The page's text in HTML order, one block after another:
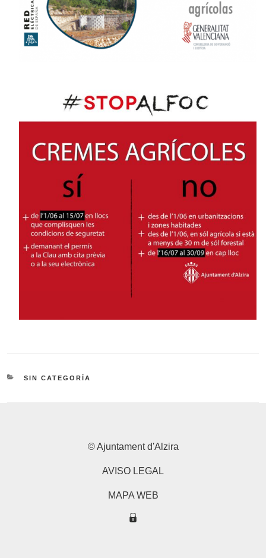
CATEGORÍAS
SIN CATEGORÍA
© Ajuntament d'Alzira
AVISO LEGAL
MAPA WEB